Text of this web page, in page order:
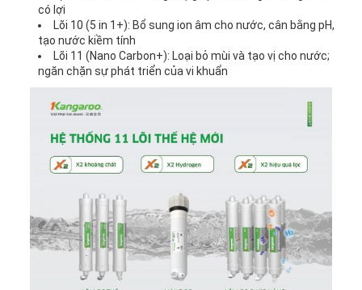
có lợi
Lõi 10 (5 in 1+): Bổ sung ion âm cho nước, cân bằng pH,
tạo nước kiềm tính
Lõi 11 (Nano Carbon+): Loại bỏ mùi và tạo vị cho nước;
ngăn chặn sự phát triển của vi khuẩn